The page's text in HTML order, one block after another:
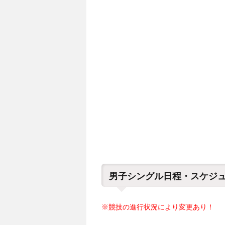
男子シングル日程・スケジ
※競技の進行状況により変更あり！